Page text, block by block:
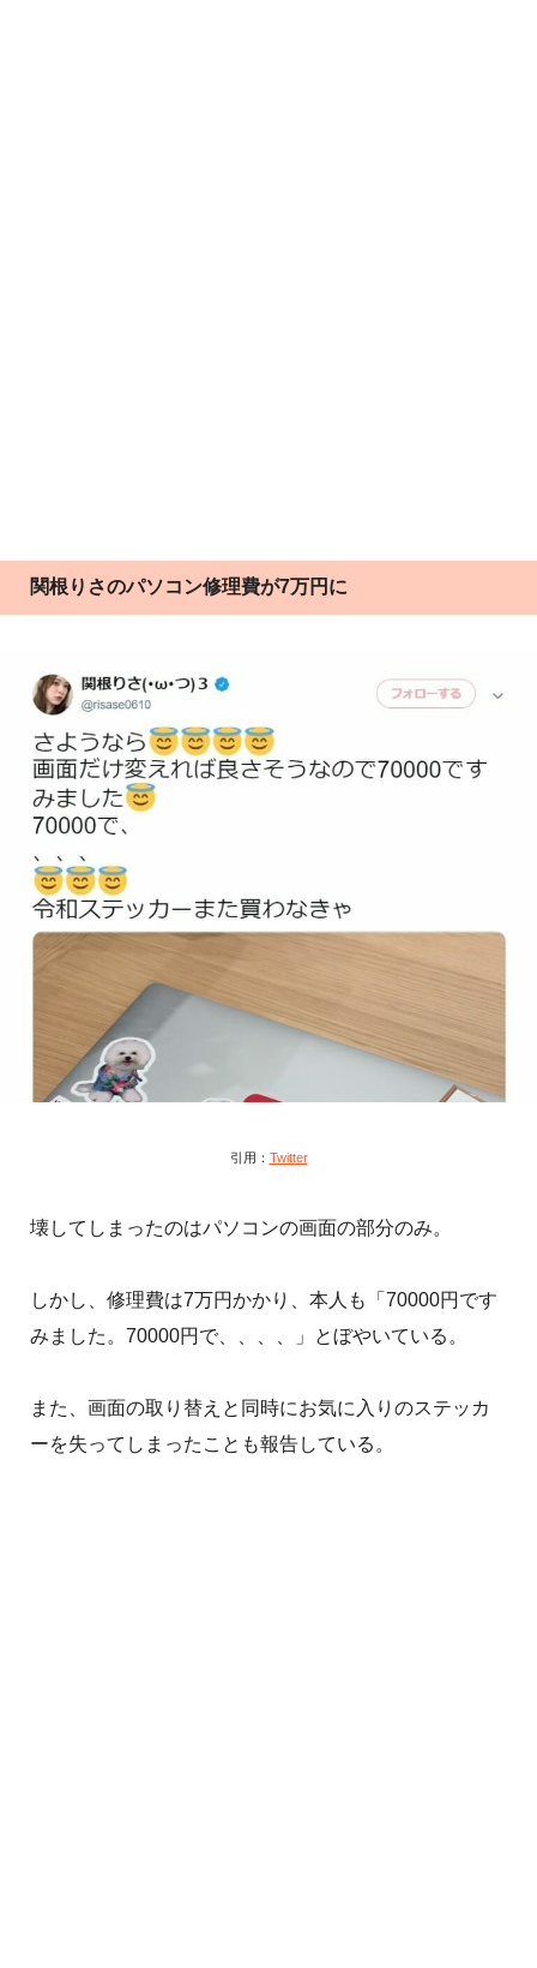
関根りさのパソコン修理費が7万円に
引用： Twitter
壊してしまったのはパソコンの画面の部分のみ。
しかし、修理費は7万円かかり、本人も「70000円です
みました。70000円で、、、、」とぼやいている。
また、画面の取り替えと同時にお気に入りのステッカ
ーを失ってしまったことも報告している。